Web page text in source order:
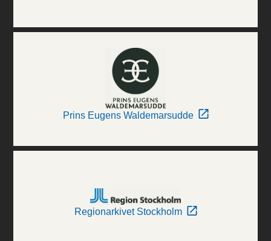
Prins Eugens Waldemarsudde
Regionarkivet Stockholm